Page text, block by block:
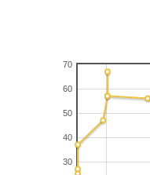
30
40
50
60
70